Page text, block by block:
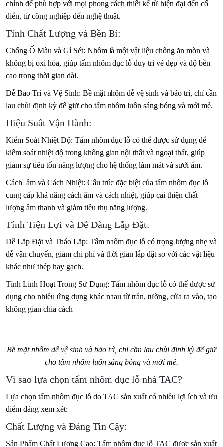
chỉnh để phù hợp với mọi phong cách thiết kế từ hiện đại đến cổ
điển, từ công nghiệp đến nghệ thuật.
Tính Chất Lượng và Bền Bỉ:
Chống Ố Màu và Gỉ Sét: Nhôm là một vật liệu chống ăn mòn và
không bị oxi hóa, giúp tấm nhôm đục lỗ duy trì vẻ đẹp và độ bền
cao trong thời gian dài.
Dễ Bảo Trì và Vệ Sinh: Bề mặt nhôm dễ vệ sinh và bảo trì, chỉ cần
lau chùi định kỳ để giữ cho tấm nhôm luôn sáng bóng và mới mẻ.
Hiệu Suất Vận Hành:
Kiểm Soát Nhiệt Độ: Tấm nhôm đục lỗ có thể được sử dụng để
kiểm soát nhiệt độ trong không gian nội thất và ngoại thất, giúp
giảm sự tiêu tốn năng lượng cho hệ thống làm mát và sưởi ấm.
Cách âm và Cách Nhiệt: Cấu trúc đặc biệt của tấm nhôm đục lỗ
cung cấp khả năng cách âm và cách nhiệt, giúp cải thiện chất
lượng âm thanh và giảm tiêu thụ năng lượng.
Tính Tiện Lợi và Dễ Dàng Lắp Đặt:
Dễ Lắp Đặt và Tháo Lắp: Tấm nhôm đục lỗ có trọng lượng nhẹ và
dễ vận chuyển, giảm chi phí và thời gian lắp đặt so với các vật liệu
khác như thép hay gạch.
Tính Linh Hoạt Trong Sử Dụng: Tấm nhôm đục lỗ có thể được sử
dụng cho nhiều ứng dụng khác nhau từ trần, tường, cửa ra vào, tạo
không gian chia cách
Bề mặt nhôm dễ vệ sinh và bảo trì, chỉ cần lau chùi định kỳ để giữ
cho tấm nhôm luôn sáng bóng và mới mẻ.
Vì sao lựa chọn tấm nhôm đục lỗ nhà TAC?
Lựa chọn tấm nhôm đục lỗ do TAC sản xuất có nhiều lợi ích và ưu
điểm đáng xem xét:
Chất Lượng và Đáng Tin Cậy:
Sản Phẩm Chất Lượng Cao: Tấm nhôm đục lỗ TAC được sản xuất